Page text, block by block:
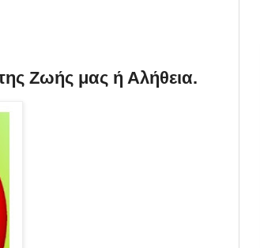
Ζωής μας ή Αλήθεια.